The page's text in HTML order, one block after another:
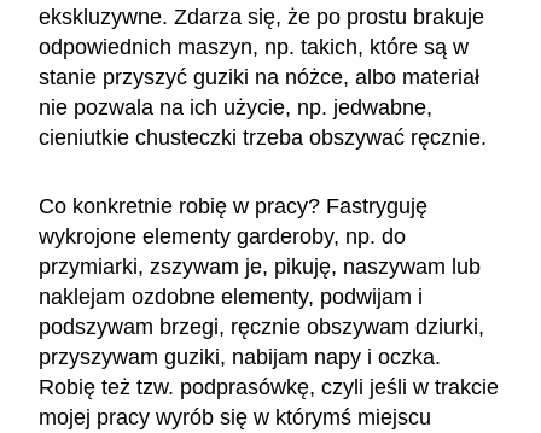
ekskluzywne. Zdarza się, że po prostu brakuje
odpowiednich maszyn, np. takich, które są w
stanie przyszyć guziki na nóżce, albo materiał
nie pozwala na ich użycie, np. jedwabne,
cieniutkie chusteczki trzeba obszywać ręcznie.
Co konkretnie robię w pracy? Fastryguję
wykrojone elementy garderoby, np. do
przymiarki, zszywam je, pikuję, naszywam lub
naklejam ozdobne elementy, podwijam i
podszywam brzegi, ręcznie obszywam dziurki,
przyszywam guziki, nabijam napy i oczka.
Robię też tzw. podprasówkę, czyli jeśli w trakcie
mojej pracy wyrób się w którymś miejscu